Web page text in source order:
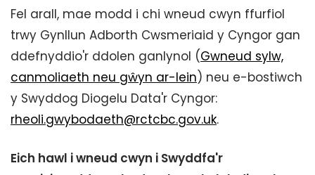
Fel arall, mae modd i chi wneud cwyn ffurfiol
trwy Gynllun Adborth Cwsmeriaid y Cyngor gan
ddefnyddio'r ddolen ganlynol (Gwneud sylw,
canmoliaeth neu gŵyn ar-lein) neu e-bostiwch
y Swyddog Diogelu Data'r Cyngor:
rheoli.gwybodaeth@rctcbc.gov.uk.
Eich hawl i wneud cwyn i Swyddfa'r